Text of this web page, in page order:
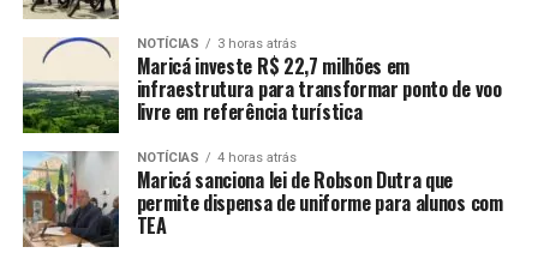
Além de incentivar o setor agrícola, a programação
movimenta o turismo e o comércio local, atraindo
visitantes de diferentes regiões e contribuindo para o
fortalecimento da economia durante os dias de evento.
NOTÍCIAS 3 horas atrás
Maricá investe R$ 22,7 milhões em
infraestrutura para transformar ponto de voo
livre em referência turística
NOTÍCIAS 4 horas atrás
Maricá sanciona lei de Robson Dutra que
permite dispensa de uniforme para alunos com
TEA